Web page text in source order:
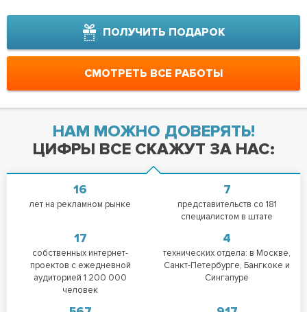
ПОЛУЧИТЬ ПОДАРОК
СМОТРЕТЬ ВСЕ РАБОТЫ
НАМ МОЖНО ДОВЕРЯТЬ!
ЦИФРЫ ВСЕ СКАЖУТ ЗА НАС:
16
лет на рекламном рынке
7
представительств со 181
специалистом в штате
17
собственных интернет-
проектов с ежедневной
аудиторией 1 200 000
человек
4
технических отдела: в Москве,
Санкт-Петербурге, Бангкоке и
Сингапуре